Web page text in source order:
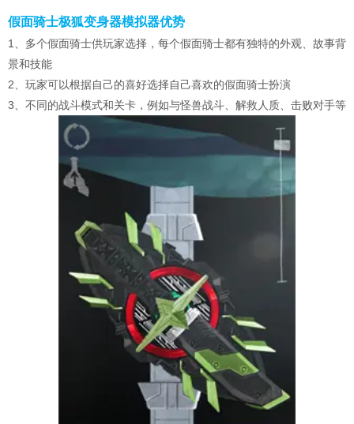
假面骑士极狐变身器模拟器优势
1、多个假面骑士供玩家选择，每个假面骑士都有独特的外观、故事背
景和技能
2、玩家可以根据自己的喜好选择自己喜欢的假面骑士扮演
3、不同的战斗模式和关卡，例如与怪兽战斗、解救人质、击败对手等